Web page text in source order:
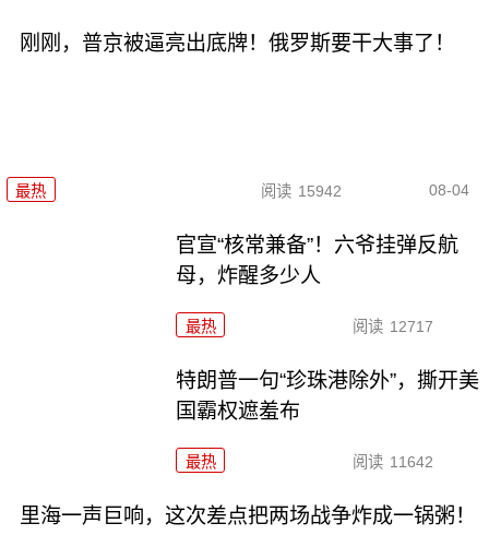
刚刚，普京被逼亮出底牌！俄罗斯要干大事了！
最热 阅读 15942 08-04
官宣“核常兼备”！六爷挂弹反航
母，炸醒多少人
最热 阅读 12717
特朗普一句“珍珠港除外”，撕开美
国霸权遮羞布
最热 阅读 11642
里海一声巨响，这次差点把两场战争炸成一锅粥！